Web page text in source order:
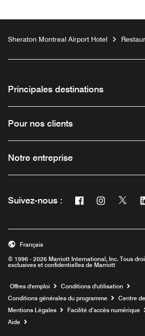
Sheraton Montreal Airport Hotel
Principales destinations
Pour nos clients
Notre entreprise
Suivez-nous : Facebook
Ouvre une
Instagram
Ouvre une
© 1996 - 2026 Marriott International, Inc. Tous
exclusives et confidentielles de Marriott
Français
Offres d'emploi Ouvre une nouvelle
Conditions d'utilisation
Conditions générales du programme
Centre
Mentions Légales
Facilité d’accès numérique
Aide